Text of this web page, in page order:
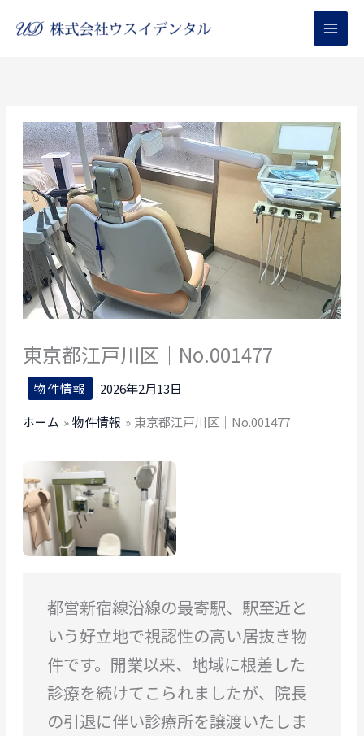
東京都江戸川区｜No.001477
物件情報
2026年2月13日
ホーム
物件情報 東京都江戸川区｜No.001477
都営新宿線沿線の最寄駅、駅至近と
いう好立地で視認性の高い居抜き物
件です。開業以来、地域に根差した
診療を続けてこられましたが、院長
の引退に伴い診療所を譲渡いたしま